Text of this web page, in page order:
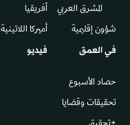
المشرق العربي
شؤون إقليمية
أفريقيا
أميركا اللاتينية
في العمق
حصاد الأسبوع
تحقيقات وقضايا
فيديو